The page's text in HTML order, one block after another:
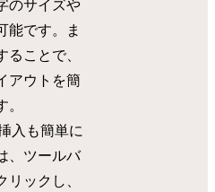
のサイズや
能です。ま
ことで、
アウトを簡
入も簡単に
、ツールバ
ックし、